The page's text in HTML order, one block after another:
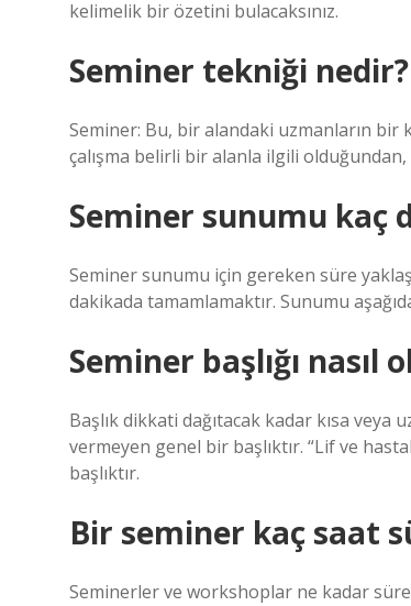
kelimelik bir özetini bulacaksınız.
Seminer tekniği nedir?
Seminer: Bu, bir alandaki uzmanların bir
çalışma belirli bir alanla ilgili
Seminer sunumu kaç
Seminer sunumu için gereken süre
dakikada tamamlamaktır. Sunumu
Seminer başlığı nasıl
Başlık dikkati dağıtacak kadar kısa veya
vermeyen genel bir başlıktır. “Lif ve
başlıktır.
Bir seminer kaç saat
Seminerler ve workshoplar ne kadar